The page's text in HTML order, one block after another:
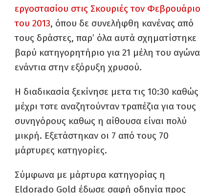
εργοστασίου στις Σκουριές τον Φεβρουάριο
του 2013, όπου δε συνελήφθη κανένας από
τους δράστες, παρ’ όλα αυτά σχηματίστηκε
βαρύ κατηγορητήριο για 21 μέλη του αγώνα
ενάντια στην εξόρυξη χρυσού.
Η διαδικασία ξεκίνησε μετα τις 10:30 καθώς
μέχρι τοτε αναζητούνταν τραπέζια για τους
συνηγόρους καθως η αίθουσα είναι πολύ
μικρή. Εξετάστηκαν οι 7 από τους 70
μάρτυρες κατηγορίες.
Σύμφωνα με μάρτυρα κατηγορίας η
Eldorado Gold έδωσε σαφή οδηγία προς